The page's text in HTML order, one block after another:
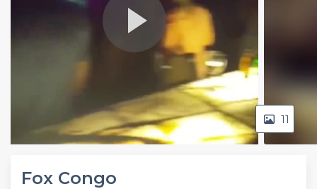
Play
Video
11
Fox Congo